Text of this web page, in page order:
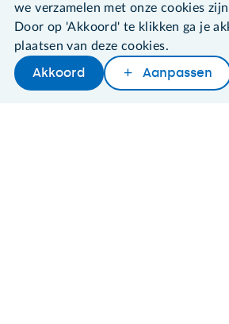
Later lezen Delen
Over SeniorWeb
we verzamelen met onze cookies
Door op 'Akkoord' te klikken ga je
plaatsen van deze cookies.
Akkoord Aanpassen